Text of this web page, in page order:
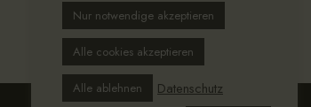
Nur notwendige akzeptieren
Alle cookies akzeptieren
Alle ablehnen Datenschutz